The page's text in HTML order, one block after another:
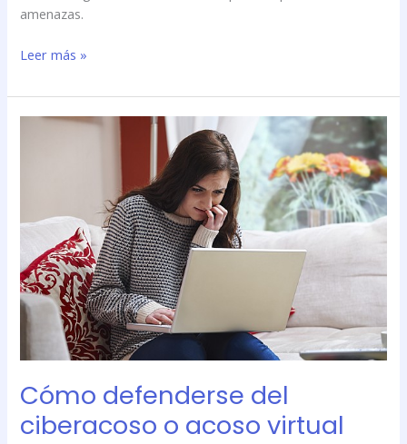
amenazas.
Leer más »
Cómo defenderse del
ciberacoso o acoso virtual
Cómo
acoso
virtual